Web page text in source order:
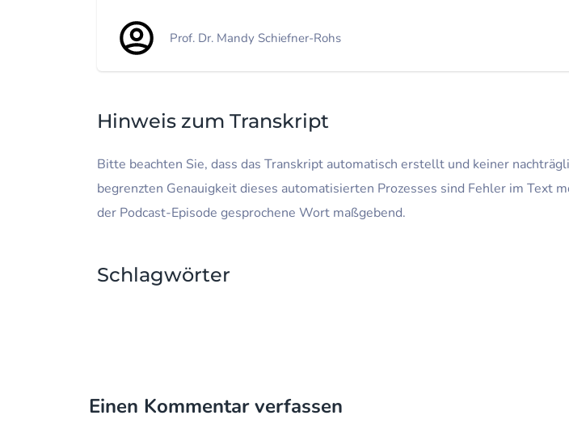
Prof. Dr. Mandy Schiefner-Rohs
Hinweis zum Transkript
Bitte beachten Sie, dass das Transkript automatisch erstellt und keiner
begrenzten Genauigkeit dieses automatisierten Prozesses sind Fehler im Text
der Podcast-Episode gesprochene Wort maßgebend.
Schlagwörter
Einen Kommentar verfassen